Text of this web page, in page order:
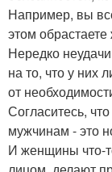
Например, вы
этом
Нередко
на то, что у них
от
Согласитесь,
мужчинам - это
И женщины что-